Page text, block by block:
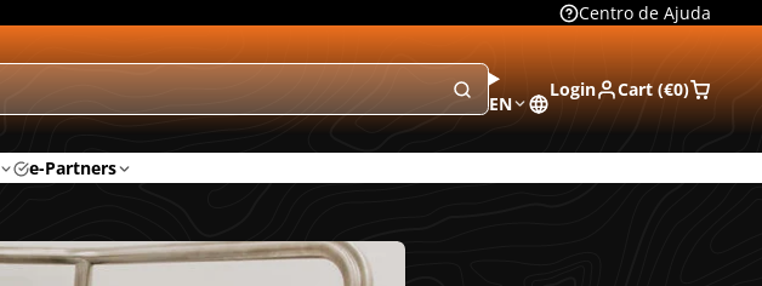
Centro de Ajuda
EN
Login Cart (€0)
e-Partners